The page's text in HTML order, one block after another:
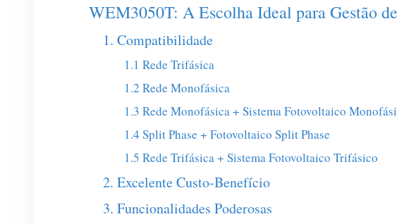
WEM3050T: A Escolha Ideal para Gestão
1. Compatibilidade
1.1 Rede Trifásica
1.2 Rede Monofásica
1.3 Rede Monofásica + Sistema Fotovoltaico
1.4 Split Phase + Fotovoltaico Split Phase
1.5 Rede Trifásica + Sistema Fotovoltaico Trifásico
2. Excelente Custo-Benefício
3. Funcionalidades Poderosas